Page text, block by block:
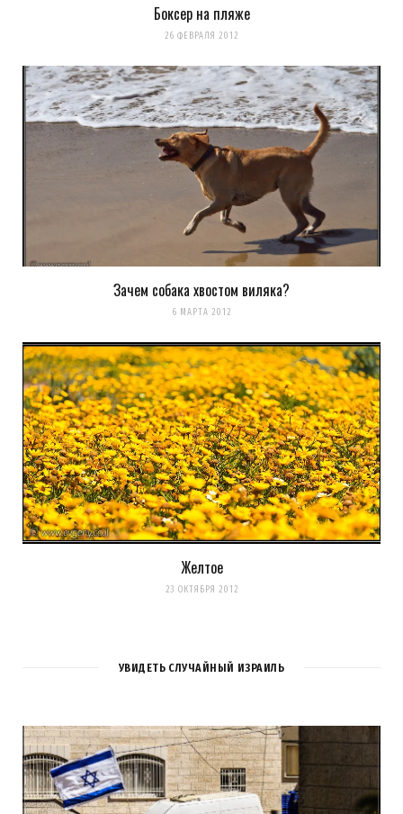
Боксер на пляже
26 ФЕВРАЛЯ 2012
Зачем собака хвостом виляка?
6 МАРТА 2012
Желтое
23 ОКТЯБРЯ 2012
УВИДЕТЬ СЛУЧАЙНЫЙ ИЗРАИЛЬ